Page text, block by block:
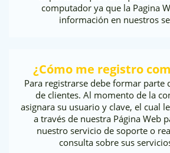
computador ya que la Pagina
información en nuestros
¿Cómo me registro
Para registrarse debe formar parte
de clientes. Al momento de la
asignara su usuario y clave, el cual
a través de nuestra Página Web
nuestro servicio de soporte o
consulta sobre sus